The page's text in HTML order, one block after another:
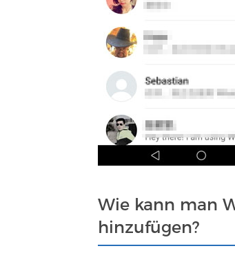
Wie kann man
hinzufügen?